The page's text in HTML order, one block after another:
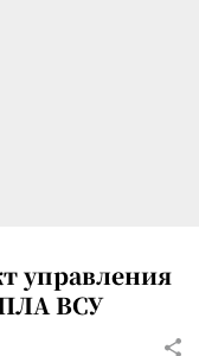
управления
ВСУ